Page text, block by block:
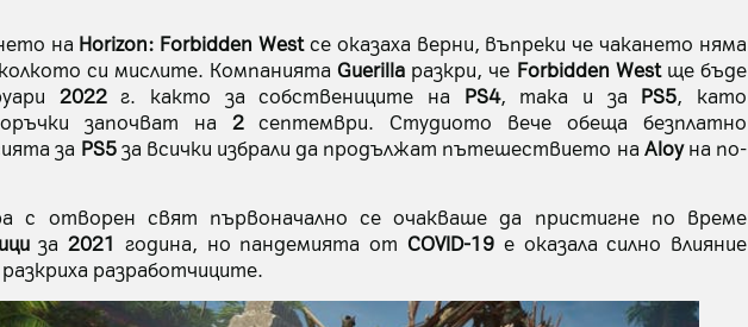
на Horizon: Forbidden Westсе оказаха верни, въпреки че чакането няма
си мислите. КомпаниятаGuerilla разкри, че Forbidden Westще бъде
2022г. както за собствениците на PS4, така и за PS5, като
започват на 2септември. Студиото вече обеща безплатно
за PS5за всички избрали да продължат пътешествието на Aloyна по-
с отворен свят първоначално се очакваше да пристигне по време
за2021 година, но пандемията от COVID-19е оказала силно влияние
разработчиците.